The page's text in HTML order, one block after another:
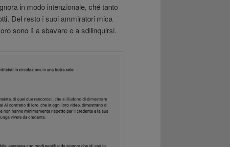
in modo intenzionale, ché tanto
Del resto i suoi ammiratori mica
sono lì a sbavare e a sdilinquirsi.